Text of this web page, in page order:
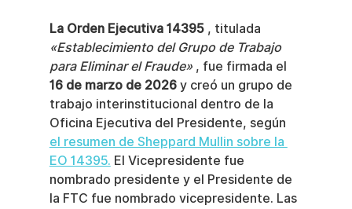
La Orden Ejecutiva 14395 , titulada
«Establecimiento del Grupo de Trabajo
para Eliminar el Fraude» , fue firmada el
16 de marzo de 2026 y creó un grupo de
trabajo interinstitucional dentro de la
Oficina Ejecutiva del Presidente, según
el resumen de Sheppard Mullin sobre la
EO 14395. El Vicepresidente fue
nombrado presidente y el Presidente de
la FTC fue nombrado vicepresidente. Las